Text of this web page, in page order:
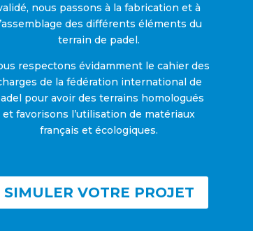
nous passons à la fabrication et à
des différents éléments du
terrain de padel.
respectons évidamment le cahier des
de la fédération international de
pour avoir des terrains homologués
et favorisons l’utilisation de matériaux
français et écologiques.
SIMULER VOTRE PROJET